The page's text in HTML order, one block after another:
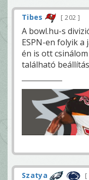
Tibes 202
A bowl.hu-s
ESPN-en folyik a
én is ott
található
Szatya